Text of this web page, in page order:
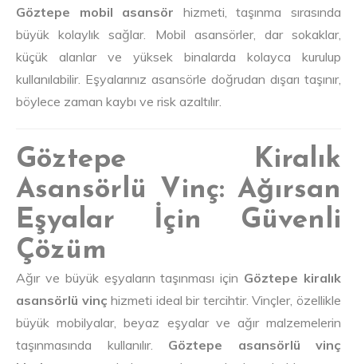
Göztepe mobil asansör hizmeti, taşınma sırasında
büyük kolaylık sağlar. Mobil asansörler, dar sokaklar,
küçük alanlar ve yüksek binalarda kolayca kurulup
kullanılabilir. Eşyalarınız asansörle doğrudan dışarı taşınır,
böylece zaman kaybı ve risk azaltılır.
Göztepe Kiralık
Asansörlü Vinç: Ağırsan
Eşyalar İçin Güvenli
Çözüm
Ağır ve büyük eşyaların taşınması için Göztepe kiralık
asansörlü vinç hizmeti ideal bir tercihtir. Vinçler, özellikle
büyük mobilyalar, beyaz eşyalar ve ağır malzemelerin
taşınmasında kullanılır. Göztepe asansörlü vinç